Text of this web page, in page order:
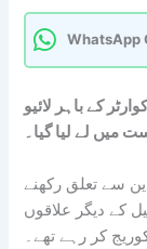
WhatsApp
کے باہر لائیو
میں لے لیا گیا۔
سے تعلق رکھنے
کے دیگر علاقوں
کر رہے تھے۔